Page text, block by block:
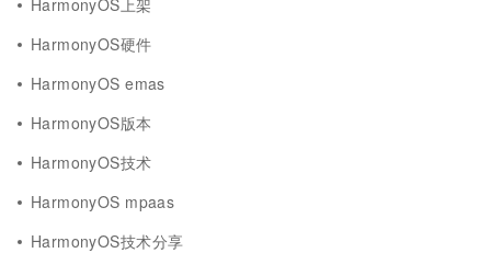
HarmonyOS上架
HarmonyOS硬件
HarmonyOS emas
HarmonyOS版本
HarmonyOS技术
HarmonyOS mpaas
HarmonyOS技术分享